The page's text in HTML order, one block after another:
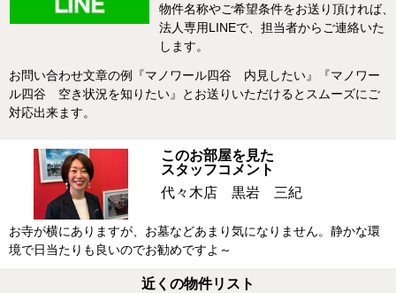
物件名称やご希望条件をお送り頂ければ、
法人専用LINEで、担当者からご連絡いた
します。
お問い合わせ文章の例『マノワール四谷 内見したい』『マノワー
ル四谷 空き状況を知りたい』とお送りいただけるとスムーズにご
対応出来ます。
このお部屋を見た
スタッフコメント
代々木店 黒岩 三紀
お寺が横にありますが、お墓などあまり気になりません。静かな環
境で日当たりも良いのでお勧めですよ～
近くの物件リスト